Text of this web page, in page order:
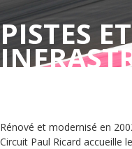
PISTES ET
Rénové et modernisé en
Circuit Paul Ricard accueille